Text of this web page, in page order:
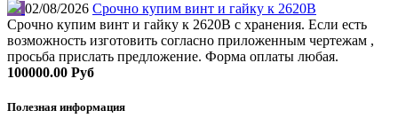
02/08/2026 Срочно купим винт и гайку к 2620В
Срочно купим винт и гайку к 2620В с хранения. Если есть
возможность изготовить согласно приложенным чертежам ,
просьба прислать предложение. Форма оплаты любая.
100000.00 Руб
Полезная информация